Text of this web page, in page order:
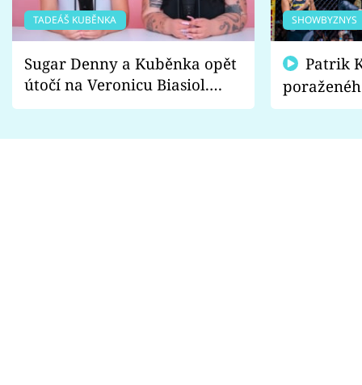
TADEÁŠ KUBĚNKA
Sugar Denny a Kuběnka opět
útočí na Veronicu Biasiol.
Proč je podle nich falešná a
SHOWBYZNYS
fanoušci